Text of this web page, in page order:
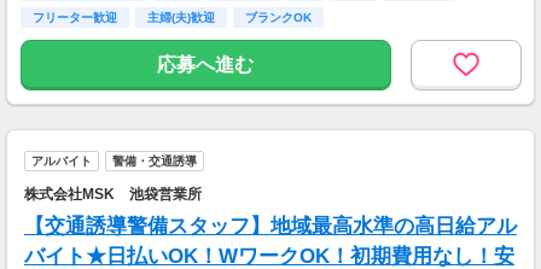
22:00～翌5:00は深夜勤務手当を支給します。
【給与例】
フリーター歓迎
主婦(夫)歓迎 ブランクOK
応募へ進む
アルバイト 警備・交通誘導
株式会社MSK 池袋営業所
【交通誘導警備スタッフ】地域最高水準の高日給アル
バイト★日払いOK！WワークOK！初期費用なし！安